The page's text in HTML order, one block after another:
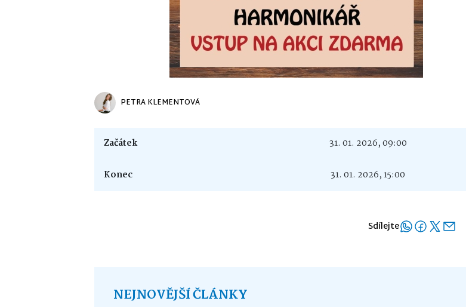
PETRA KLEMENTOVÁ
Začátek 31. 01. 2026, 09:00
Konec 31. 01. 2026, 15:00
Sdílejte
NEJNOVĚJŠÍ ČLÁNKY